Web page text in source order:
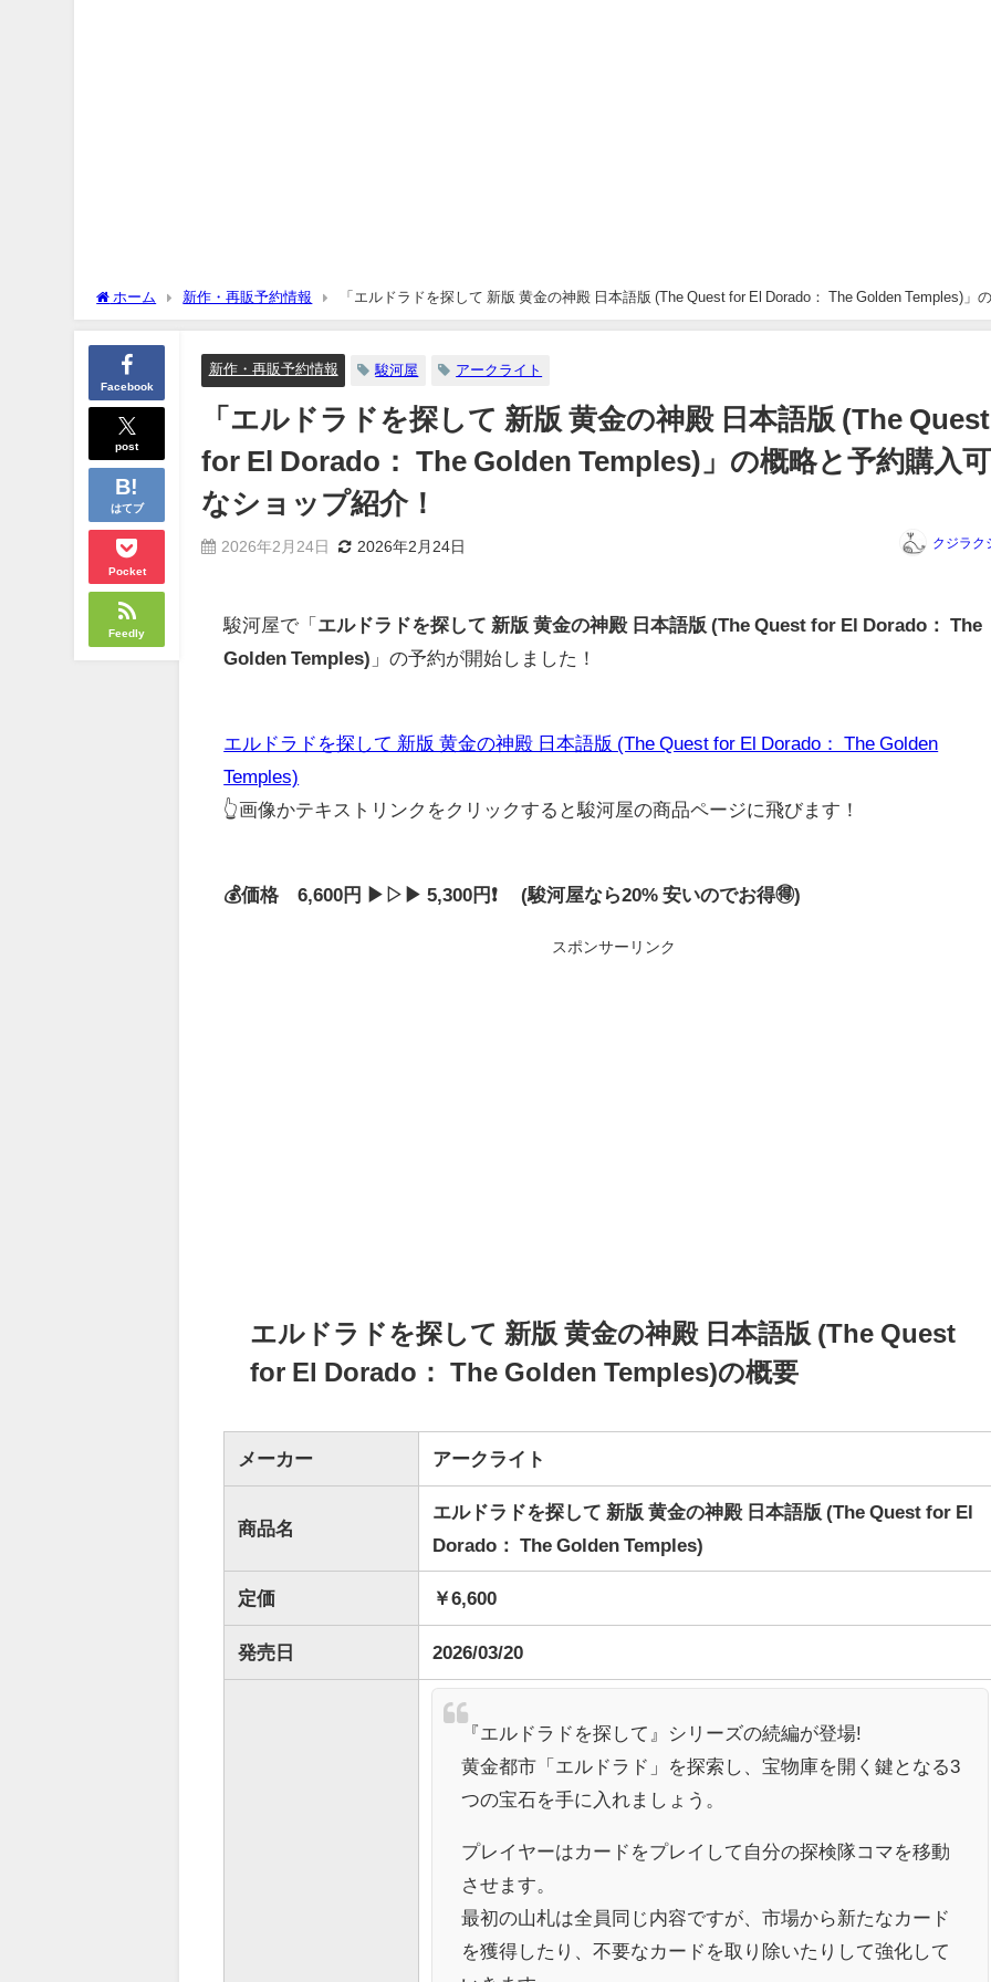
ホーム 新作・再販予約情報
「エルドラドを探して 新版 黄金の神殿 日本語版 (The Quest for El Dorado： The Golden Temples)」
と予約購入可能なショップ紹介！
Facebook
post
はてブ
Pocket
Feedly
新作・再販予約情報 駿河屋 アークライト
「エルドラドを探して 新版 黄金の神殿 日本語版 (The Quest
for El Dorado： The Golden Temples)」の概略と予約購入
なショップ紹介！
2026年2月24日 2026年2月24日 クジラク
駿河屋で「 エルドラドを探して 新版 黄金の神殿 日本語版 (The Quest for El Dorado： The
Golden Temples) 」の予約が開始しました！
エルドラドを探して 新版 黄金の神殿 日本語版 (The Quest for El Dorado： The Golden
Temples)
👆画像かテキストリンクをクリックすると駿河屋の商品ページに飛びます！
💰価格 6,600円 ▶▷▶ 5,300円❗ (駿河屋なら20% 安いのでお得🉐)
スポンサーリンク
エルドラドを探して 新版 黄金の神殿 日本語版 (The Quest
for El Dorado： The Golden Temples)の概要
メーカー アークライト
商品名
エルドラドを探して 新版 黄金の神殿 日本語版 (The Quest for El
Dorado： The Golden Temples)
定価 ￥6,600
発売日 2026/03/20
『エルドラドを探して』シリーズの続編が登場!
黄金都市「エルドラド」を探索し、宝物庫を開く鍵となる3
つの宝石を手に入れましょう。
プレイヤーはカードをプレイして自分の探検隊コマを移動
させます。
最初の山札は全員同じ内容ですが、市場から新たなカード
を獲得したり、不要なカードを取り除いたりして強化して